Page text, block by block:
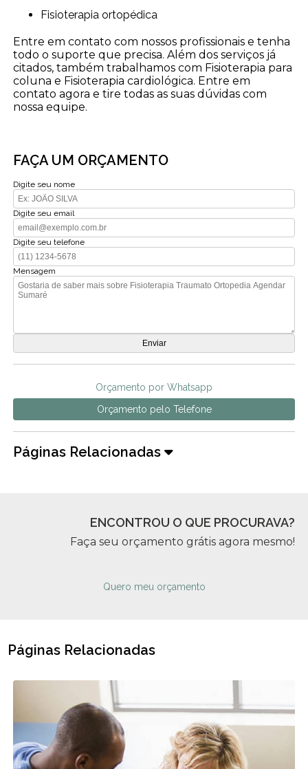
Fisioterapia ortopédica
Entre em contato com nossos profissionais e tenha
todo o suporte que precisa. Além dos serviços já
citados, também trabalhamos com Fisioterapia para
coluna e Fisioterapia cardiológica. Entre em
contato agora e tire todas as suas dúvidas com
nossa equipe.
FAÇA UM ORÇAMENTO
Digite seu nome
Digite seu email
Digite seu telefone
Mensagem
Orçamento por Whatsapp
Orçamento pelo Telefone
Páginas Relacionadas
ENCONTROU O QUE PROCURAVA?
Faça seu orçamento grátis agora mesmo!
Quero meu orçamento
Páginas Relacionadas